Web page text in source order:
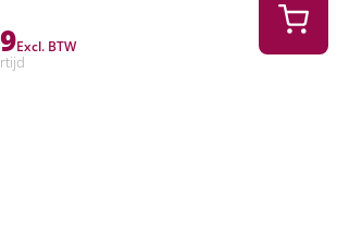
Excl. BTW